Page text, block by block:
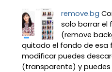
remove.bg
solo borrar el
(remove
quitado el fondo de esa
modificar puedes
(transparente) y puedes